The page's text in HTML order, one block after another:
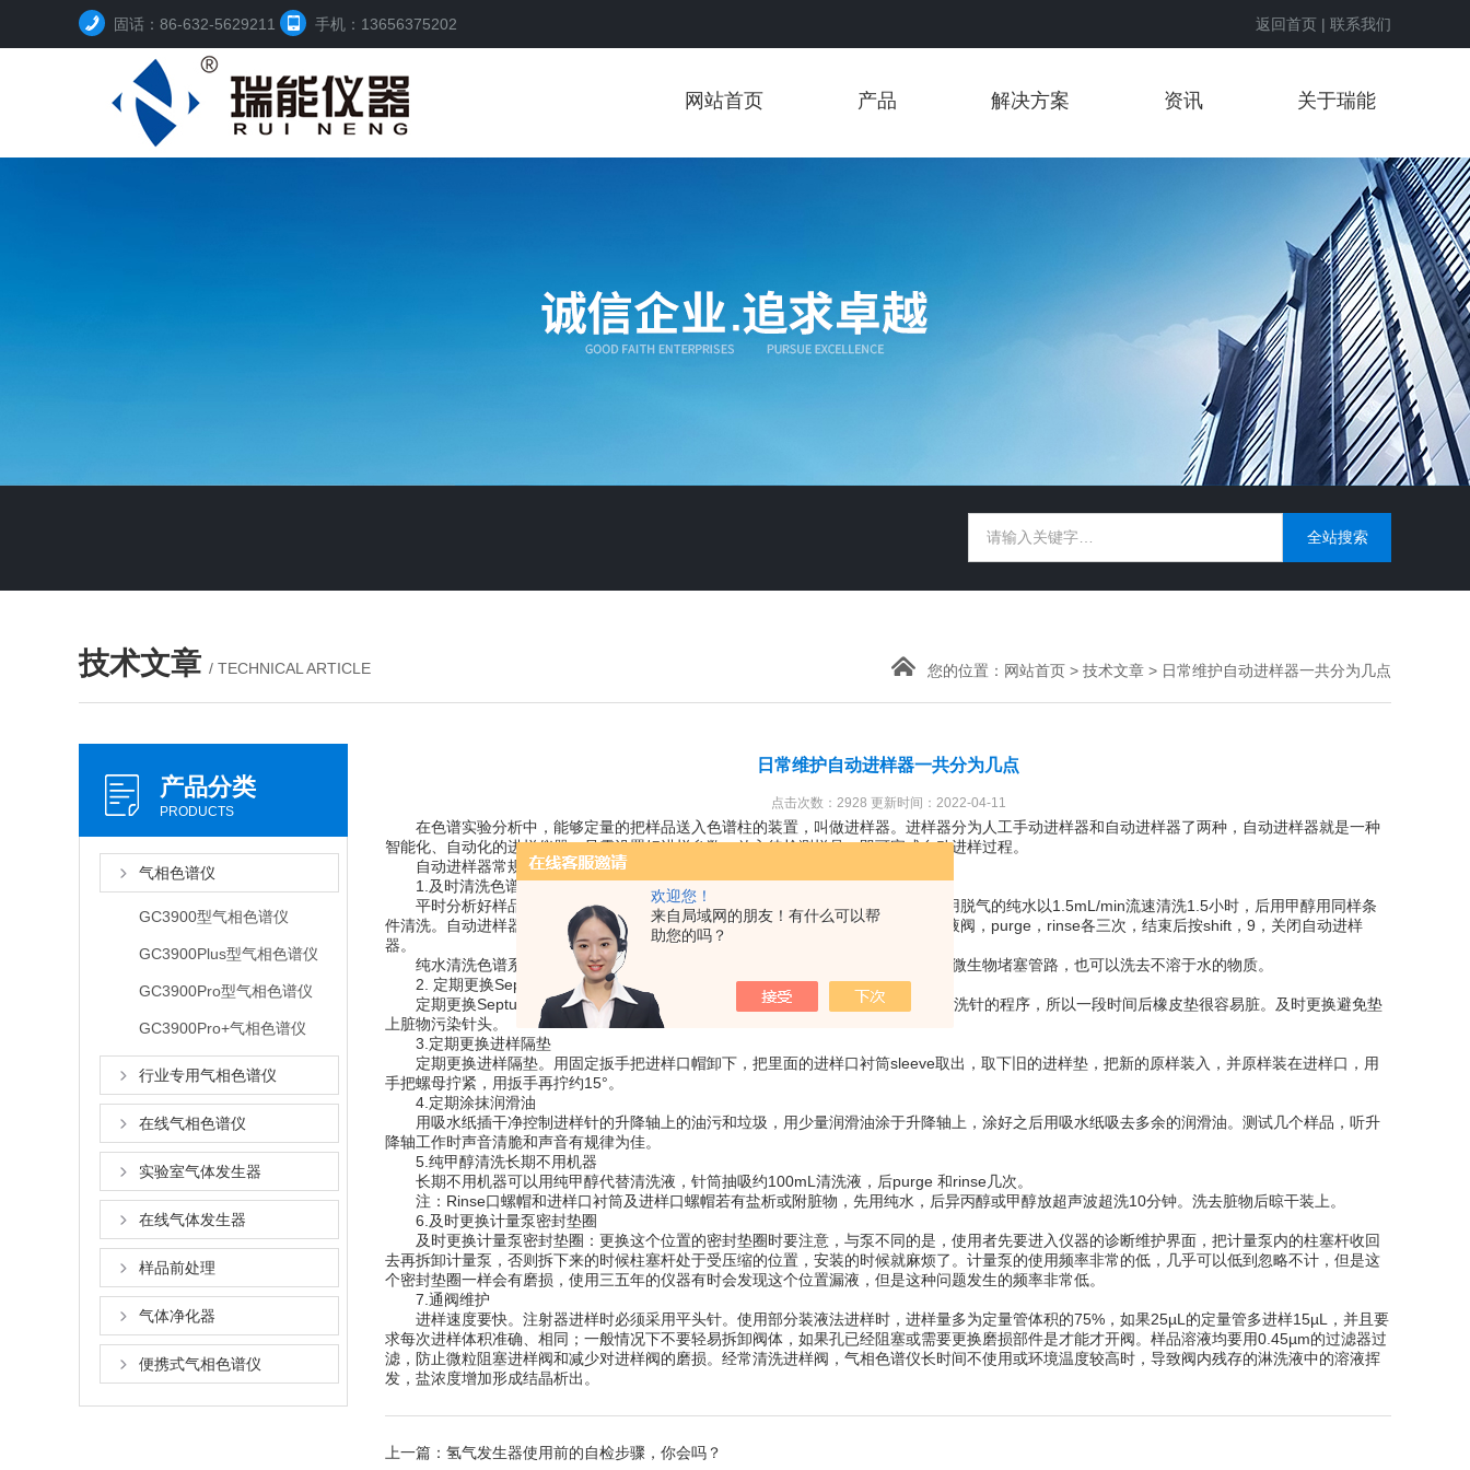
欢迎您！
来自局域网的朋友！有什么可以帮
助您的吗？
固话：86-632-5629211 手机：13656375202 返回首页 | 联系我们
网站首页 产品 解决方案 资讯 关于瑞能
技术文章 / TECHNICAL ARTICLE 您的位置： 网站首页 > 技术文章 > 日常维护自动进样器一共分为几点
产品分类
PRODUCTS
气相色谱仪
GC3900型气相色谱仪
GC3900Plus型气相色谱仪
GC3900Pro型气相色谱仪
GC3900Pro+气相色谱仪
行业专用气相色谱仪
在线气相色谱仪
实验室气体发生器
在线气体发生器
样品前处理
气体净化器
便携式气相色谱仪
日常维护自动进样器一共分为几点
点击次数：2928 更新时间：2022-04-11
在色谱实验分析中，能够定量的把样品送入色谱柱的装置，叫做进样器。进样器分为人工手动进样器和自动进样器了两种，自动进样器就是一种
智能化、自动化的进样仪器，只需设置好进样参数、放入待检测样品，即可完成自动进样过程。
自动进样器常规维护
1.及时清洗色谱系统
平时分析好样品，清洗好色谱柱后，用一根PEEK管连接在原先接色谱柱位置，用脱气的纯水以1.5mL/min流速清洗1.5小时，后用甲醇用同样条
件清洗。自动进样器清洗液换上甲醇，打开排液阀，用针筒抽吸越50mL，再关闭排液阀，purge，rinse各三次，结束后按shift，9，关闭自动进样
器。
纯水清洗色谱系统能清除管路中残存的缓冲盐，甲醇清洗，防止系统滋生细菌和微生物堵塞管路，也可以洗去不溶于水的物质。
2. 定期更换Septum cutout
定期更换Septum cutout，即Rinse口帽中的橡皮垫，分析样品设置自动进样中有洗针的程序，所以一段时间后橡皮垫很容易脏。及时更换避免垫
上脏物污染针头。
3.定期更换进样隔垫
定期更换进样隔垫。用固定扳手把进样口帽卸下，把里面的进样口衬筒sleeve取出，取下旧的进样垫，把新的原样装入，并原样装在进样口，用
手把螺母拧紧，用扳手再拧约15°。
4.定期涂抹润滑油
用吸水纸插干净控制进样针的升降轴上的油污和垃圾，用少量润滑油涂于升降轴上，涂好之后用吸水纸吸去多余的润滑油。测试几个样品，听升
降轴工作时声音清脆和声音有规律为佳。
5.纯甲醇清洗长期不用机器
长期不用机器可以用纯甲醇代替清洗液，针筒抽吸约100mL清洗液，后purge 和rinse几次。
注：Rinse口螺帽和进样口衬筒及进样口螺帽若有盐析或附脏物，先用纯水，后异丙醇或甲醇放超声波超洗10分钟。洗去脏物后晾干装上。
6.及时更换计量泵密封垫圈
及时更换计量泵密封垫圈：更换这个位置的密封垫圈时要注意，与泵不同的是，使用者先要进入仪器的诊断维护界面，把计量泵内的柱塞杆收回
去再拆卸计量泵，否则拆下来的时候柱塞杆处于受压缩的位置，安装的时候就麻烦了。计量泵的使用频率非常的低，几乎可以低到忽略不计，但是这
个密封垫圈一样会有磨损，使用三五年的仪器有时会发现这个位置漏液，但是这种问题发生的频率非常低。
7.通阀维护
进样速度要快。注射器进样时必须采用平头针。使用部分装液法进样时，进样量多为定量管体积的75%，如果25µL的定量管多进样15µL，并且要
求每次进样体积准确、相同；一般情况下不要轻易拆卸阀体，如果孔已经阻塞或需要更换磨损部件是才能才开阀。样品溶液均要用0.45µm的过滤器过
滤，防止微粒阻塞进样阀和减少对进样阀的磨损。经常清洗进样阀，气相色谱仪长时间不使用或环境温度较高时，导致阀内残存的淋洗液中的溶液挥
发，盐浓度增加形成结晶析出。
上一篇： 氢气发生器使用前的自检步骤，你会吗？